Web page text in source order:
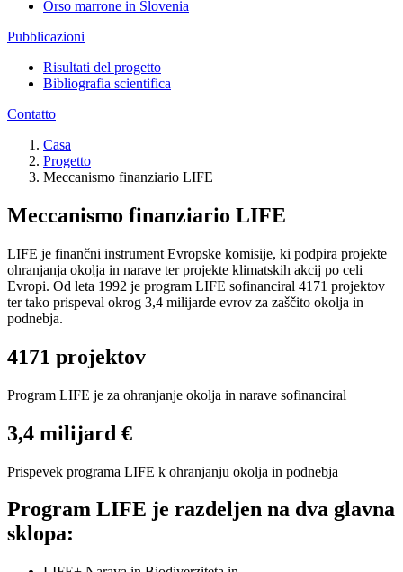
Orso marrone in Slovenia
Pubblicazioni
Risultati del progetto
Bibliografia scientifica
Contatto
Casa
Progetto
Meccanismo finanziario LIFE
Meccanismo finanziario LIFE
LIFE je finančni instrument Evropske komisije, ki podpira projekte
ohranjanja okolja in narave ter projekte klimatskih akcij po celi
Evropi. Od leta 1992 je program LIFE sofinanciral 4171 projektov
ter tako prispeval okrog 3,4 milijarde evrov za zaščito okolja in
podnebja.
4171 projektov
Program LIFE je za ohranjanje okolja in narave sofinanciral
3,4 milijard €
Prispevek programa LIFE k ohranjanju okolja in podnebja
Program LIFE je razdeljen na dva glavna
sklopa: